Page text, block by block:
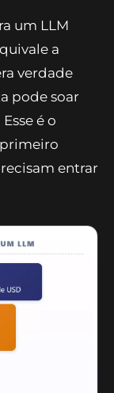
um LLM
a
verdade
pode soar
é o
entrar